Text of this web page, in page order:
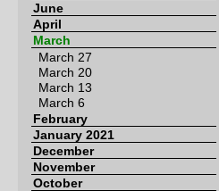
June
April
March
March 27
March 20
March 13
March 6
February
January 2021
December
November
October